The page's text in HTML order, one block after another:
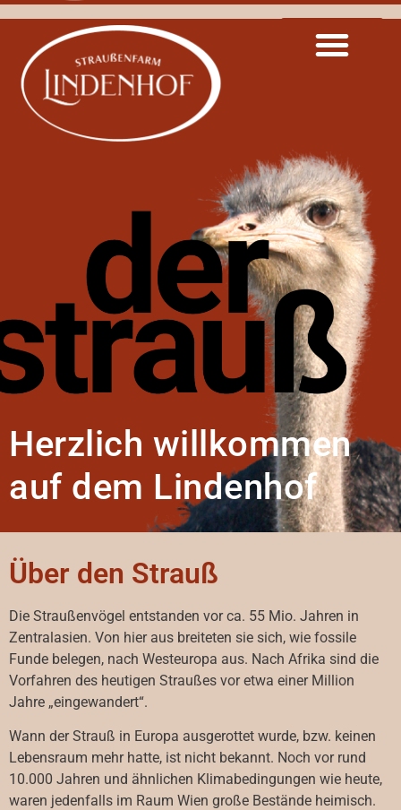
Herzlich willkommen
auf dem Lindenhof
Über den Strauß
Die Straußenvögel entstanden vor ca. 55 Mio. Jahren in
Zentralasien. Von hier aus breiteten sie sich, wie fossile
Funde belegen, nach Westeuropa aus. Nach Afrika sind die
Vorfahren des heutigen Straußes vor etwa einer Million
Jahre „eingewandert“.
Wann der Strauß in Europa ausgerottet wurde, bzw. keinen
Lebensraum mehr hatte, ist nicht bekannt. Noch vor rund
10.000 Jahren und ähnlichen Klimabedingungen wie heute,
waren jedenfalls im Raum Wien große Bestände heimisch.